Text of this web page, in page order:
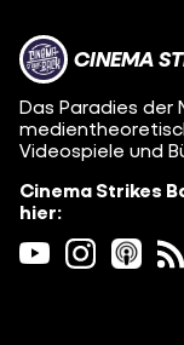
CINEMA
Das Paradies
Videospiele und
Cinema Strikes
hier: